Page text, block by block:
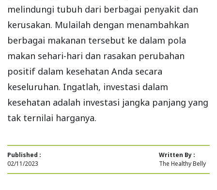
melindungi tubuh dari berbagai penyakit dan
kerusakan. Mulailah dengan menambahkan
berbagai makanan tersebut ke dalam pola
makan sehari-hari dan rasakan perubahan
positif dalam kesehatan Anda secara
keseluruhan. Ingatlah, investasi dalam
kesehatan adalah investasi jangka panjang yang
tak ternilai harganya.
Published :
02/11/2023
Written By :
The Healthy Belly